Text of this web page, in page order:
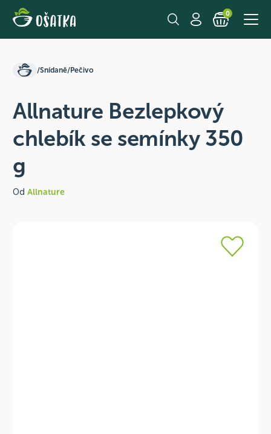
0
/Snídaně/Pečivo
Allnature Bezlepkový
chlebík se semínky 350
g
Od Allnature